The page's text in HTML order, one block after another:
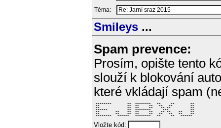
Téma:
Smileys ...
Spam prevence:
Prosím, opište tento
slouží k blokování
které vkládají spam
********        **  ********   **     **        **
**              **  **     **   **   **         **
**              **  **     **    ** **          **
******          **  ********      ***           **
**        **    **  **     **    ** **    **    **
**        **    **  **     **   **   **   **    **
********   ******   ********   **     **   ******
Vložte kód: